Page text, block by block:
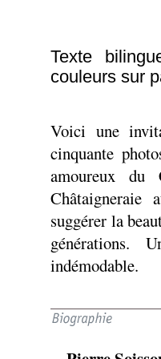
Texte
couleurs sur
Voici une
cinquante
amoureux
Châtaigneraie
suggérer la
générations.
indémodable.